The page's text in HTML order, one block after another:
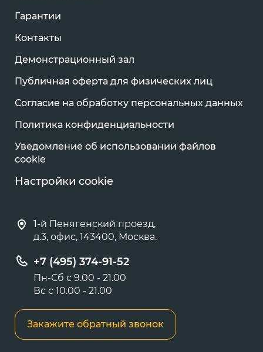
Гарантии
Контакты
Демонстрационный зал
Публичная оферта для физических лиц
Согласие на обработку персональных данных
Политика конфиденциальности
Уведомление об использовании файлов
cookie
Настройки cookie
1-й Пенягенский проезд,
д.3, офис, 143400, Москва.
+7 (495) 374-91-52
Пн-Сб с 9.00 - 21.00
Вс с 10.00 - 21.00
Закажите обратный звонок